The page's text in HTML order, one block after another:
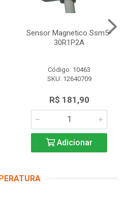
Sensor Magnetico Ssm5-
30R1P2A
Código: 10463
SKU: 12640709
R$ 181,90
Adicionar